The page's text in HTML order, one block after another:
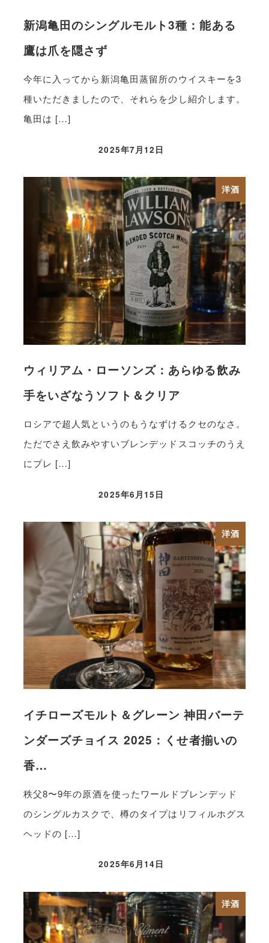
新潟亀田のシングルモルト3種：能ある
鷹は爪を隠さず
今年に入ってから新潟亀田蒸留所のウイスキーを3
種いただきましたので、それらを少し紹介します。
亀田は […]
2025年7月12日
洋酒
ウィリアム・ローソンズ：あらゆる飲み
手をいざなうソフト＆クリア
ロシアで超人気というのもうなずけるクセのなさ。
ただでさえ飲みやすいブレンデッドスコッチのうえ
にプレ […]
2025年6月15日
洋酒
イチローズモルト＆グレーン 神田バーテ
ンダーズチョイス 2025：くせ者揃いの
香…
秩父8〜9年の原酒を使ったワールドブレンデッド
のシングルカスクで、樽のタイプはリフィルホグス
ヘッドの […]
2025年6月14日
洋酒